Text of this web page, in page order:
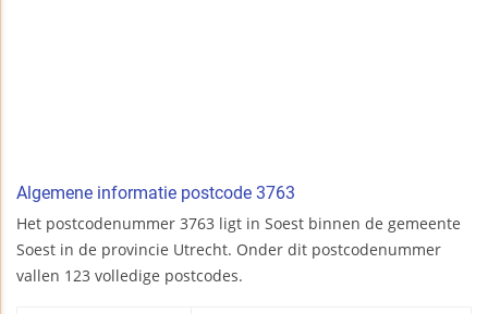
Algemene informatie postcode 3763
Het postcodenummer 3763 ligt in Soest binnen de gemeente
Soest in de provincie Utrecht. Onder dit postcodenummer
vallen 123 volledige postcodes.